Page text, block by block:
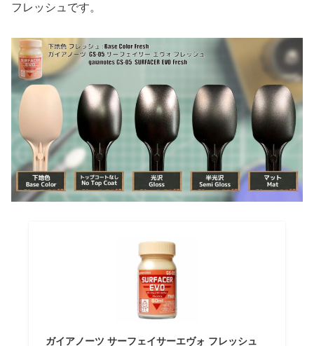
フレッシュです。
ガイアノーツ サーフェイサーエヴォ フレッシュ